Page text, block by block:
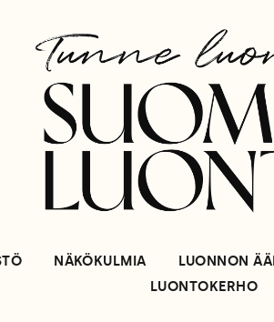
NÄKÖKULMIA LUONNON
LUONTOKERHO